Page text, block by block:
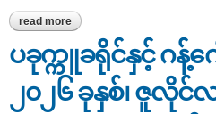
read more about ပခုက္ကူခရိုင်နှင့် ဂန့်ဂေါခ
အတွင်း လုပ်ငန်းရှင်များနှင့်တွေ့
ပခုက္ကူခရိုင်နှင့် ဂန့်ဂေ
၂၀၂၆ ခုနှစ်၊ ဇူလို